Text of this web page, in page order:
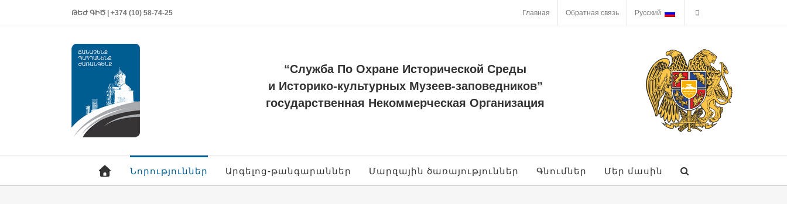
ԹԵԺ ԳԻԾ | +374 (10) 58-74-25 Главная Обратная связь Русский
“Служба По Охране Исторической Среды
и Историко-культурных Музеев-заповедников”
государственная Некоммерческая Организация
Նորություններ Արգելոց-թանգարաններ Մարզային ծառայություններ Գնումներ Մեր մասին